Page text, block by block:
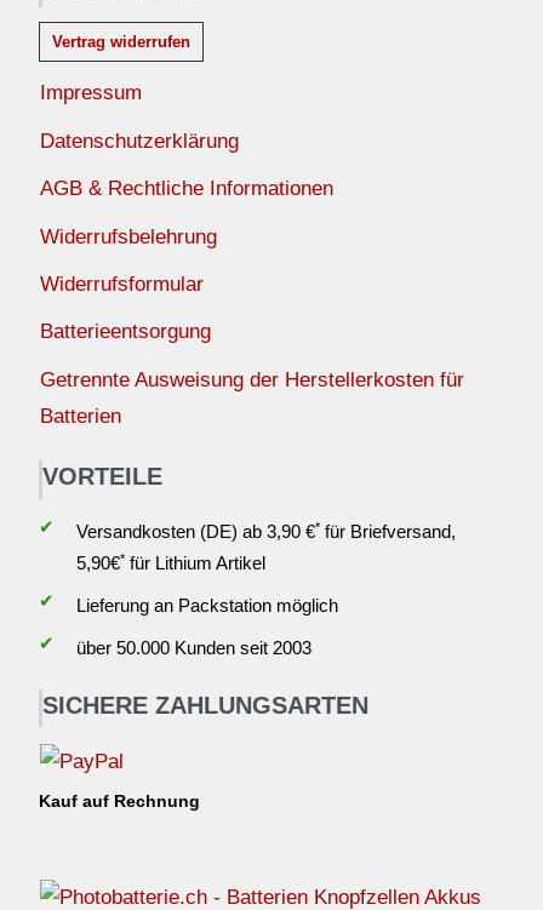
Vertrag widerrufen
Impressum
Datenschutzerklärung
AGB & Rechtliche Informationen
Widerrufsbelehrung
Widerrufsformular
Batterieentsorgung
Getrennte Ausweisung der Herstellerkosten für
Batterien
VORTEILE
✔ Versandkosten (DE) ab 3,90 €*für Briefversand,
5,90€*für Lithium Artikel
✔
Lieferung an Packstation möglich
✔
über 50.000 Kunden seit 2003
SICHERE ZAHLUNGSARTEN
Kauf auf Rechnung